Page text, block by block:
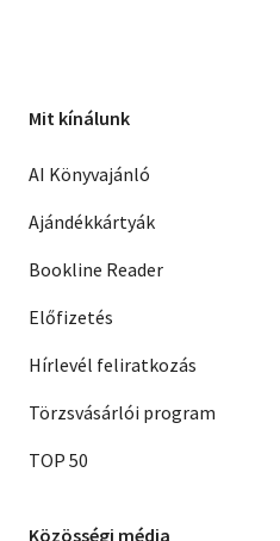
Mit kínálunk
AI Könyvajánló
Ajándékkártyák
Bookline Reader
Előfizetés
Hírlevél feliratkozás
Törzsvásárlói program
TOP 50
Közösségi média